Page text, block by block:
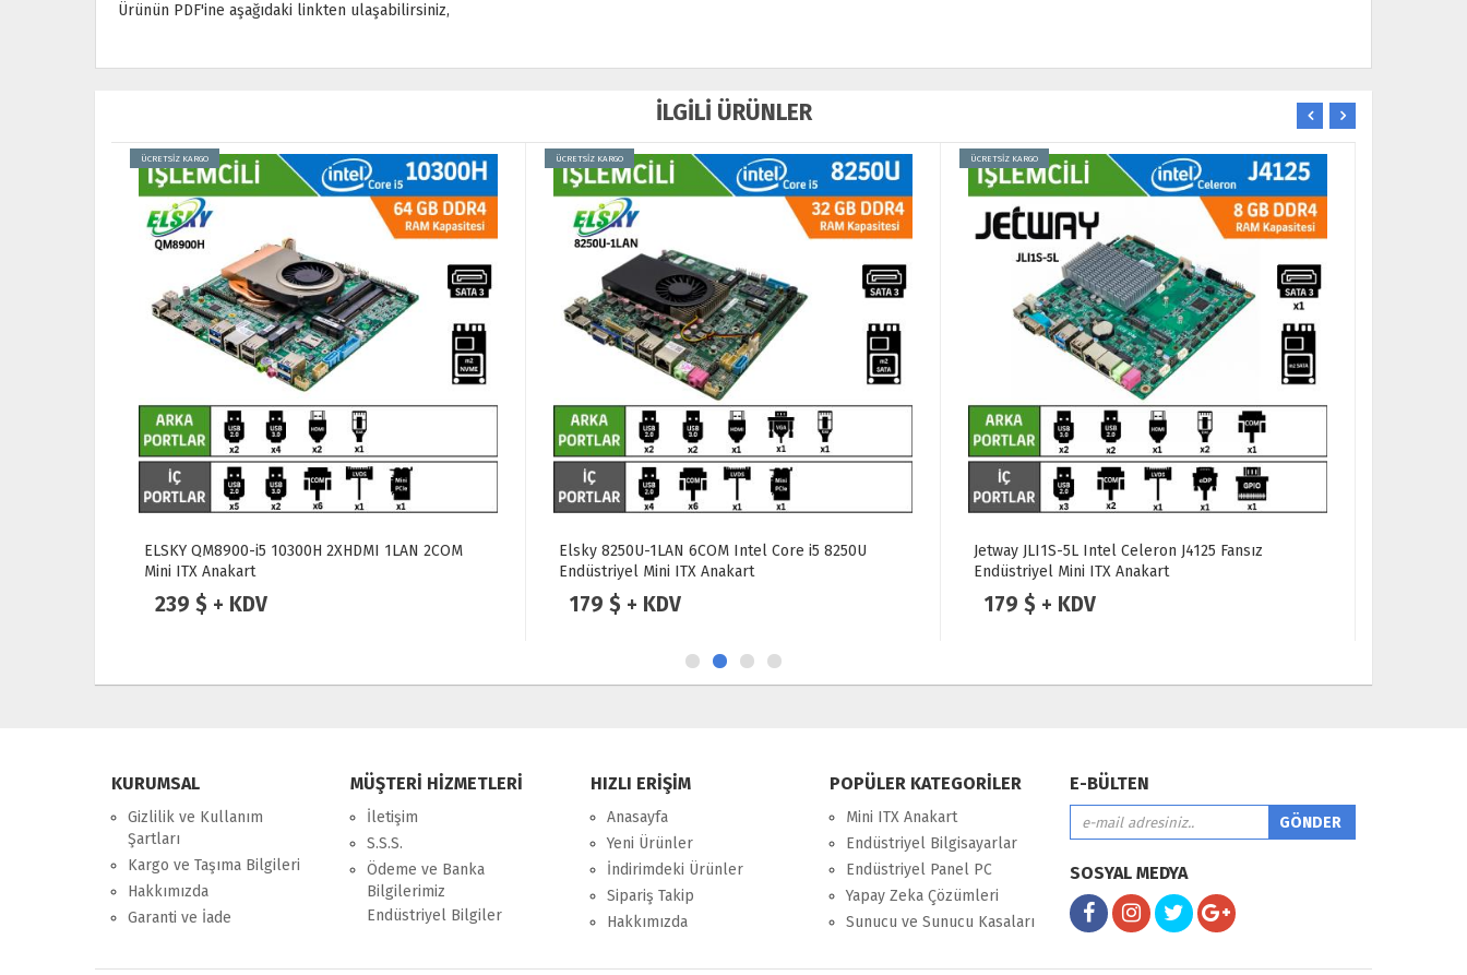
Ürünün PDF'ine aşağıdaki linkten ulaşabilirsiniz,
İLGİLİ ÜRÜNLER
ÜCRETSİZ KARGO
ELSKY QM8900-i5 10300H 2XHDMI 1LAN 2COM
Mini ITX Anakart
239 $ + KDV
ÜCRETSİZ KARGO
Elsky 8250U-1LAN 6COM Intel Core i5 8250U
Endüstriyel Mini ITX Anakart
179 $ + KDV
ÜCRETSİZ KARGO
Jetway JLI1S-5L Intel Celeron J4125 Fansız
Endüstriyel Mini ITX Anakart
179 $ + KDV
KURUMSAL
Gizlilik ve Kullanım
Şartları
Kargo ve Taşıma Bilgileri
Hakkımızda
Garanti ve İade
MÜŞTERİ HİZMETLERİ
İletişim
S.S.S.
Ödeme ve Banka
Bilgilerimiz
Endüstriyel Bilgiler
HIZLI ERİŞİM
Anasayfa
Yeni Ürünler
İndirimdeki Ürünler
Sipariş Takip
Hakkımızda
POPÜLER KATEGORİLER
Mini ITX Anakart
Endüstriyel Bilgisayarlar
Endüstriyel Panel PC
Yapay Zeka Çözümleri
Sunucu ve Sunucu Kasaları
E-BÜLTEN
SOSYAL MEDYA